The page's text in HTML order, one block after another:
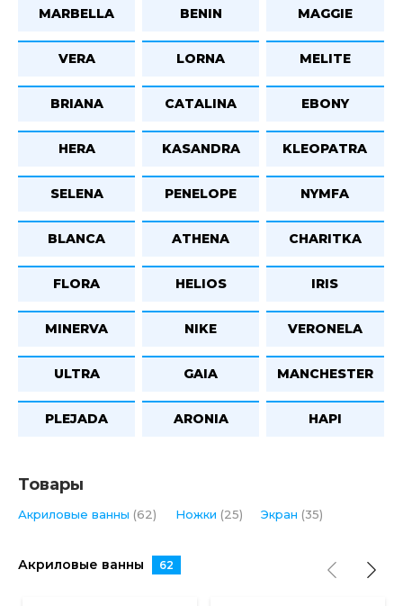
MARBELLA BENIN MAGGIE
VERA LORNA MELITE
BRIANA CATALINA EBONY
HERA KASANDRA KLEOPATRA
SELENA PENELOPE NYMFA
BLANCA ATHENA CHARITKA
FLORA HELIOS IRIS
MINERVA NIKE VERONELA
ULTRA GAIA MANCHESTER
PLEJADA ARONIA HAPI
Товары
Акриловые ванны (62) Ножки (25) Экран (35)
Акриловые ванны 62